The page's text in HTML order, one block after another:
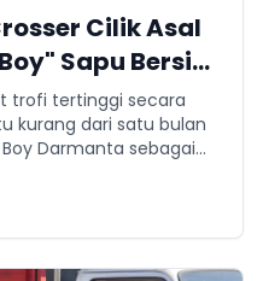
Cilik Asal
Sapu Bersih
50cc di
trofi tertinggi secara
kurang dari satu bulan
Darmanta sebagai
nasional